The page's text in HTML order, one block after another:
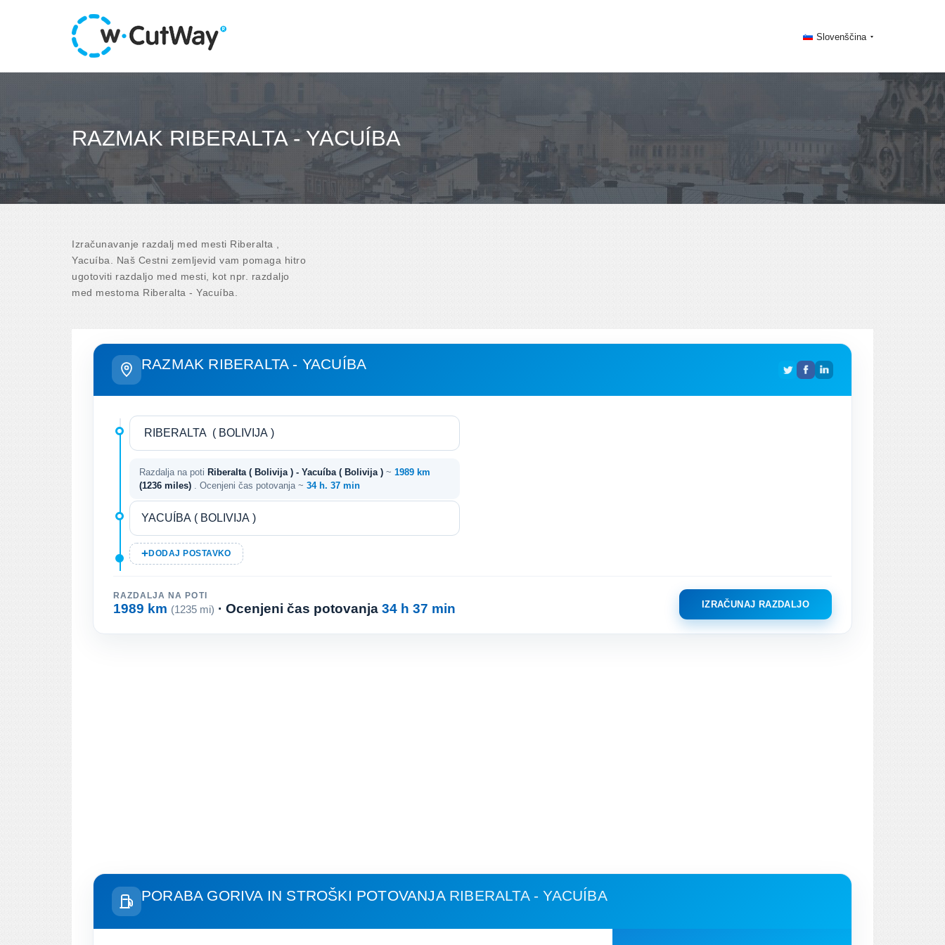
Slovenščina
RAZMAK RIBERALTA - YACUÍBA
Izračunavanje razdalj med mesti Riberalta ,
Yacuíba. Naš Cestni zemljevid vam pomaga hitro
ugotoviti razdaljo med mesti, kot npr. razdaljo
med mestoma Riberalta - Yacuíba.
RAZMAK RIBERALTA - YACUÍBA
Razdalja na poti Riberalta ( Bolivija ) - Yacuíba ( Bolivija ) ~ 1989 km
(1236 miles)
. Ocenjeni čas potovanja ~ 34 h. 37 min
DODAJ POSTAVKO
RAZDALJA NA POTI
1989 km (1235 mi) · Ocenjeni čas potovanja 34 h 37 min IZRAČUNAJ RAZDALJO
PORABA GORIVA IN STROŠKI POTOVANJA RIBERALTA - YACUÍBA